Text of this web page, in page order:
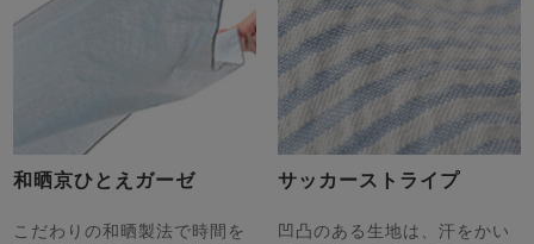
和晒京ひとえガーゼ
こだわりの和晒製法で時間を
サッカーストライプ
凹凸のある生地は、汗をかい